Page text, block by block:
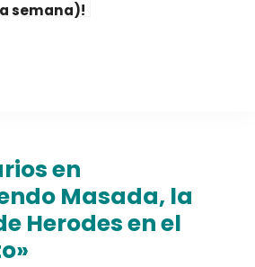
semana)!
en
Masada, la
Herodes en el